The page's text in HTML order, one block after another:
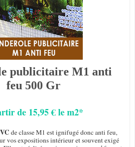
publicitaire M1 anti
feu 500 Gr
de 15,95 € le m2*
de classe M1 est ignifugé donc anti feu,
vos expositions intérieur et souvent exigé